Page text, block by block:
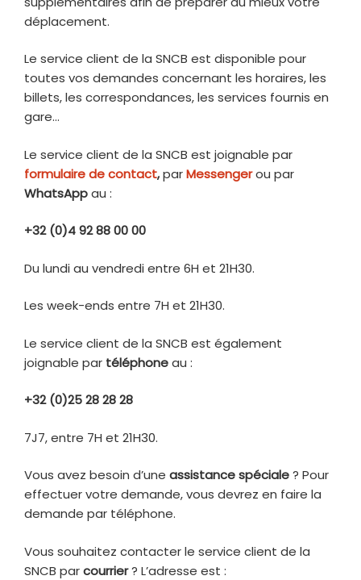
déplacement.
Le service client de la SNCB est disponible pour
toutes vos demandes concernant les horaires, les
billets, les correspondances, les services fournis en
gare…
Le service client de la SNCB est joignable par
formulaire de contact,parMessengerou par
WhatsAppau :
+32 (0)4 92 88 00 00
Du lundi au vendredi entre 6H et 21H30.
Les week-ends entre 7H et 21H30.
Le service client de la SNCB est également
joignable par téléphoneau :
+32 (0)25 28 28 28
7J7, entre 7H et 21H30.
Vous avez besoin d’une assistance spéciale? Pour
effectuer votre demande, vous devrez en faire la
demande par téléphone.
Vous souhaitez contacter le service client de la
SNCB parcourrier? L’adresse est :